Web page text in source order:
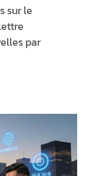
sur le
par